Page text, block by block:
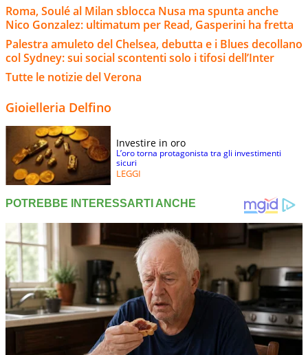
Roma, Soulé al Milan sblocca Nusa ma spunta anche
Nico Gonzalez: ultimatum per Read, Gasperini ha fretta
Palestra amuleto del Chelsea, debutta e i Blues decollano
col Sydney: sui social scontenti solo i tifosi dell’Inter
Tutte le notizie del Verona
Gioielleria Delfino
Investire in oro
L’oro torna protagonista tra gli investimenti
sicuri
LEGGI